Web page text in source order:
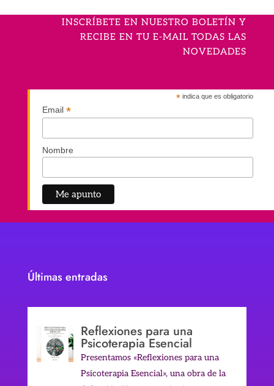
INSCRÍBETE EN NUESTRO BOLETÍN Y
RECIBE EN TU E-MAIL TODAS LAS
NOVEDADES
* indica que es obligatorio
Email *
Nombre
Últimas entradas
Reflexiones para una
Psicoterapia Esencial
Presentamos «Reflexiones para una
Psicoterapia Esencial», una obra de la